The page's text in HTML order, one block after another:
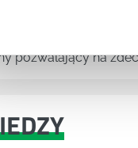
Z
ma na celu
pozwalający na